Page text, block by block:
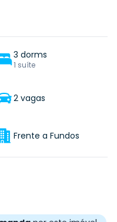
3 dorms
1 suíte
2 vagas
Frente a Fundos